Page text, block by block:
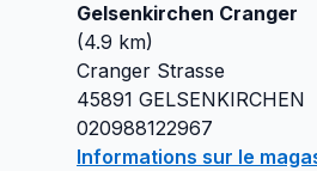
Gelsenkirchen Cranger
(4.9 km)
Cranger Strasse
45891 GELSENKIRCHEN
020988122967
Informations sur le